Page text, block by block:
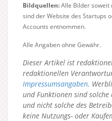
Bildquellen:Alle Bilder soweit
sind der Website des Startups
Accounts entnommen.
Alle Angaben ohne Gewähr.
Dieser Artikel ist
redaktionellen
Impressumsangaben.
und Funktionen sind
und nicht solche des
keine Nutzungs- oder